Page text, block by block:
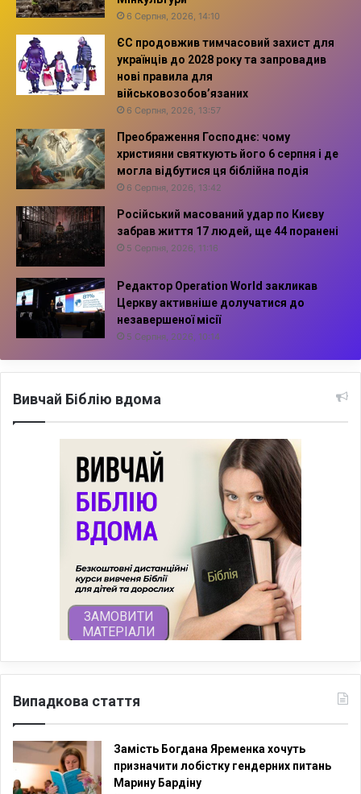
6 Серпня, 2026, 14:10
ЄС продовжив тимчасовий захист для
українців до 2028 року та запровадив
нові правила для
військовозобов’язаних
6 Серпня, 2026, 13:57
Преображення Господнє: чому
християни святкують його 6 серпня і де
могла відбутися ця біблійна подія
6 Серпня, 2026, 13:42
Російський масований удар по Києву
забрав життя 17 людей, ще 44 поранені
5 Серпня, 2026, 11:16
Редактор Operation World закликав
Церкву активніше долучатися до
незавершеної місії
5 Серпня, 2026, 10:14
Вивчай Біблію вдома
Випадкова стаття
Замість Богдана Яременка хочуть
призначити лобістку гендерних питань
Марину Бардіну